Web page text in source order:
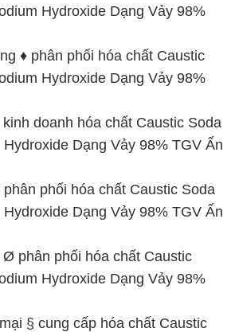
Hydroxide Dạng Vảy 98%
♦ phân phối hóa chất Caustic
Hydroxide Dạng Vảy 98%
doanh hóa chất Caustic Soda
Dạng Vảy 98% TGV Ấn
phối hóa chất Caustic Soda
Dạng Vảy 98% TGV Ấn
phân phối hóa chất Caustic
Hydroxide Dạng Vảy 98%
§ cung cấp hóa chất Caustic